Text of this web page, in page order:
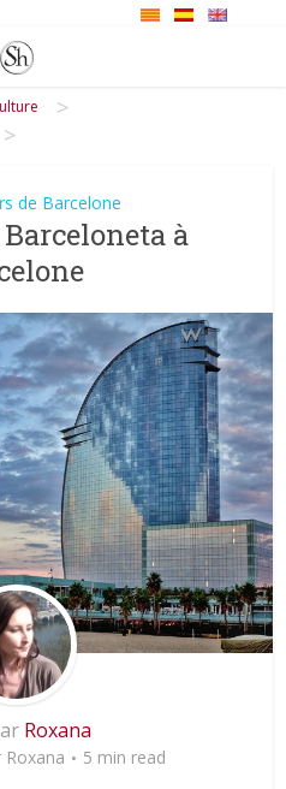
>
>
de Barcelone
à
Roxana
Roxana 5 min read